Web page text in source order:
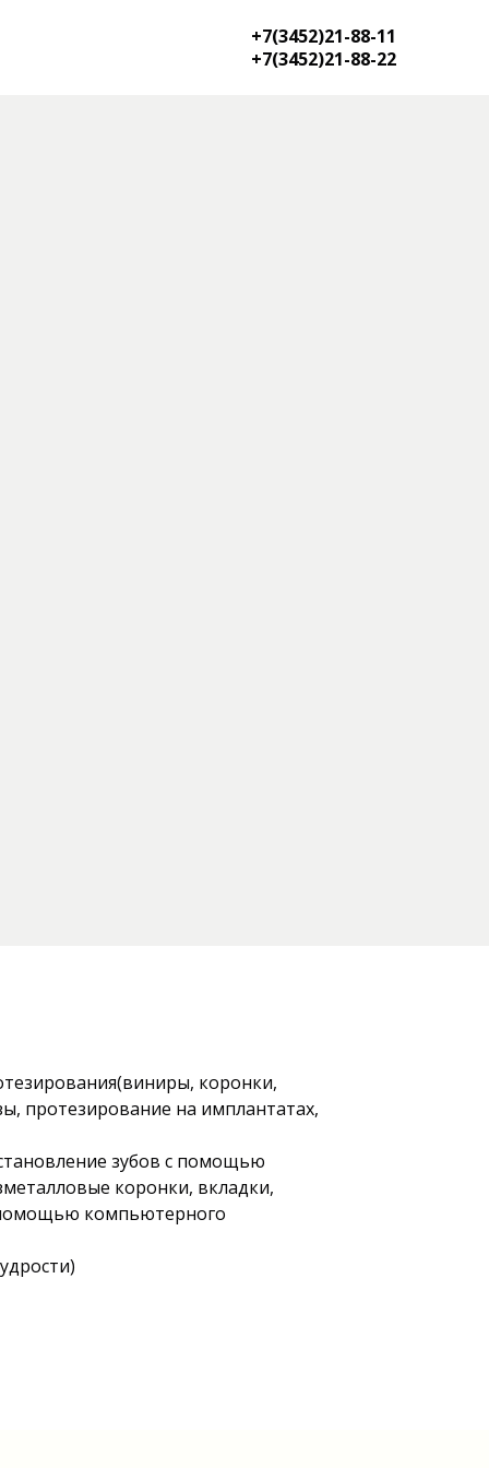
+7(3452)21-88-11
+7(3452)21-88-22
коронки,
протезирование на имплантатах,
зубов с помощью
коронки, вкладки,
компьютерного